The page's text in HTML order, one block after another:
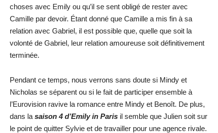
choses avec Emily ou qu’il se sent obligé de rester avec
Camille par devoir. Étant donné que Camille a mis fin à sa
relation avec Gabriel, il est possible que, quelle que soit la
volonté de Gabriel, leur relation amoureuse soit définitivement
terminée.
Pendant ce temps, nous verrons sans doute si Mindy et
Nicholas se séparent ou si le fait de participer ensemble à
l’Eurovision ravive la romance entre Mindy et Benoît. De plus,
dans lasaison 4 d’Emily in Paris il semble que Julien soit sur
le point de quitter Sylvie et de travailler pour une agence rivale.